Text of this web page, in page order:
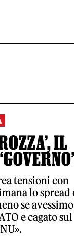
IL
tensioni con
lo spread
se avessimo
e cagato sul